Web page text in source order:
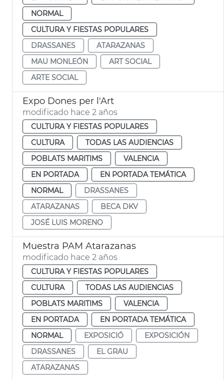
NORMAL
CULTURA Y FIESTAS POPULARES
DRASSANES
ATARAZANAS
MAU MONLEÓN
ART SOCIAL
ARTE SOCIAL
Expo Dones per l'Art
modificado hace 2 años
CULTURA Y FIESTAS POPULARES
CULTURA
TODAS LAS AUDIENCIAS
POBLATS MARITIMS
VALENCIA
EN PORTADA
EN PORTADA TEMÁTICA
NORMAL
DRASSANES
ATARAZANAS
BECA DKV
JOSÉ LUIS MORENO
Muestra PAM Atarazanas
modificado hace 2 años
CULTURA Y FIESTAS POPULARES
CULTURA
TODAS LAS AUDIENCIAS
POBLATS MARITIMS
VALENCIA
EN PORTADA
EN PORTADA TEMÁTICA
NORMAL
EXPOSICIÓ
EXPOSICIÓN
DRASSANES
EL GRAU
ATARAZANAS